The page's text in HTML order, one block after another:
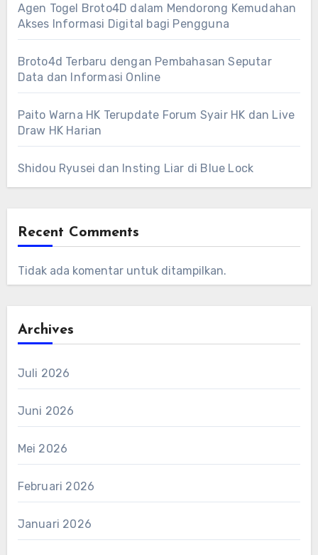
Agen Togel Broto4D dalam Mendorong Kemudahan
Akses Informasi Digital bagi Pengguna
Broto4d Terbaru dengan Pembahasan Seputar
Data dan Informasi Online
Paito Warna HK Terupdate Forum Syair HK dan Live
Draw HK Harian
Shidou Ryusei dan Insting Liar di Blue Lock
Recent Comments
Tidak ada komentar untuk ditampilkan.
Archives
Juli 2026
Juni 2026
Mei 2026
Februari 2026
Januari 2026